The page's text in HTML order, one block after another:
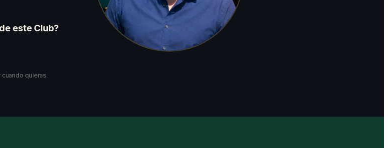
este Club?
quieras.